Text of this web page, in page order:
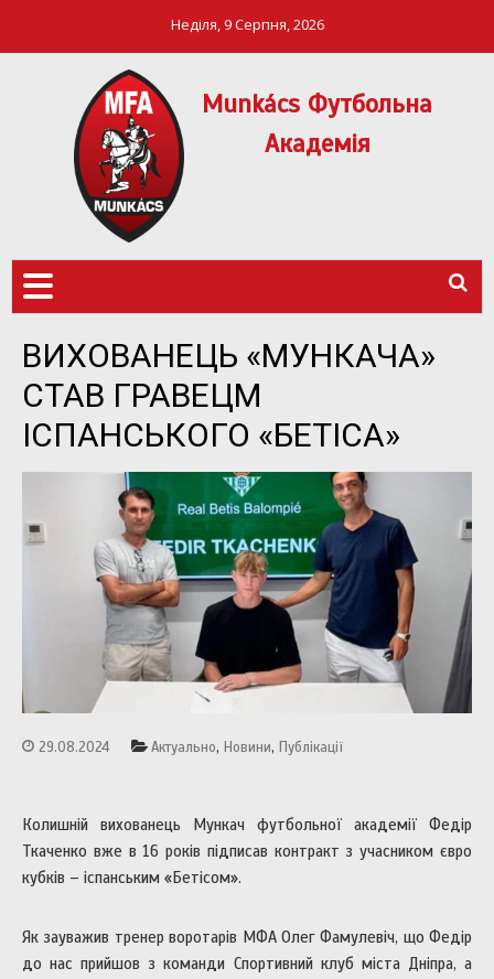
Неділя, 9 Серпня, 2026
Munkács Футбольна
Академія
ВИХОВАНЕЦЬ «МУНКАЧА»
СТАВ ГРАВЕЦМ
ІСПАНСЬКОГО «БЕТІСА»
29.08.2024 Актуально, Новини, Публікації
Колишній вихованець Мункач футбольної академії Федір
Ткаченко вже в 16 років підписав контракт з учасником євро
кубків – іспанським «Бетісом».
Як зауважив тренер воротарів МФА Олег Фамулевіч, що Федір
до нас прийшов з команди Спортивний клуб міста Дніпра, а